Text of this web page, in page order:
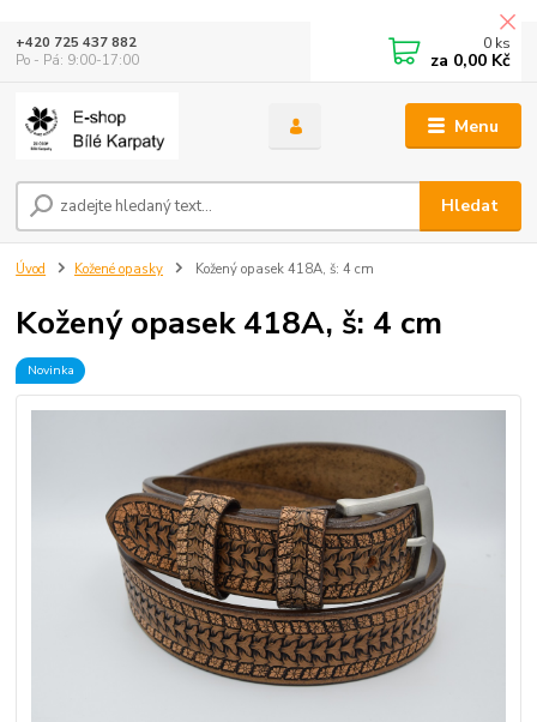
Menu
Hledat
+420 725 437 882
Po - Pá: 9:00-17:00
0 ks
za 0,00 Kč
Úvod Kožené opasky Kožený opasek 418A, š: 4 cm
Kožený opasek 418A, š: 4 cm
Novinka